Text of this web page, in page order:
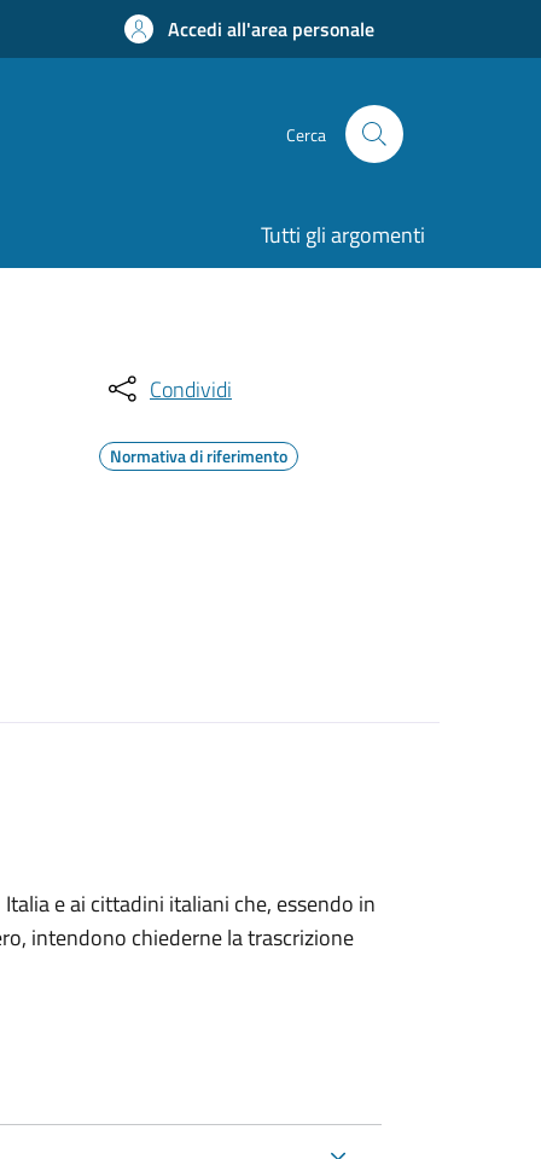
Accedi all'area personale
Cerca
Tutti gli argomenti
Condividi
Normativa di riferimento
e ai cittadini italiani che, essendo in
intendono chiederne la trascrizione